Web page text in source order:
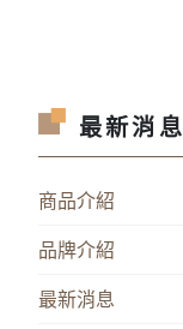
最新消息
商品介紹
品牌介紹
最新消息